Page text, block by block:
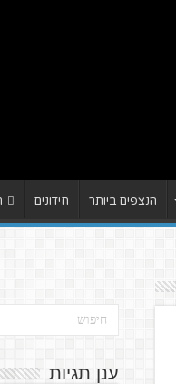
הנצפים ביותר חידונים
ענן תגיות